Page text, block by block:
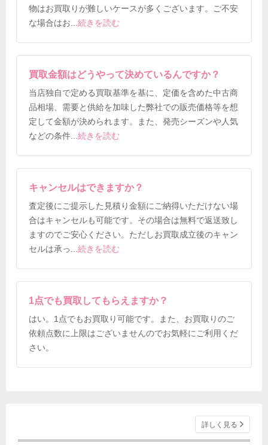
物はお買取りが難しいケースが多くございます。ご不安
な場合はお...続きを読む
買取金額はどうやって決めているんですか？
当店独自で定める買取基準を基に、定価を含めた中古商
品相場、需要と供給を加味した弊社での販売価格等を想
定して金額が決められます。また、発売シーズンや人気
などの条件 ...続きを読む
キャンセルはできますか？
査定後にご提示した見積り金額にご納得いただけない場
合はキャンセルも可能です。その場合は無料で返送致し
ますのでご安心ください。ただしお買取成立後のキャン
セルは承っ
...続きを読む
1点でも買取してもらえますか？
はい。1点でもお買取り可能です。また、お買取りのご
依頼点数に上限はございませんのでお気軽にご利用くだ
さい。
詳しく見る